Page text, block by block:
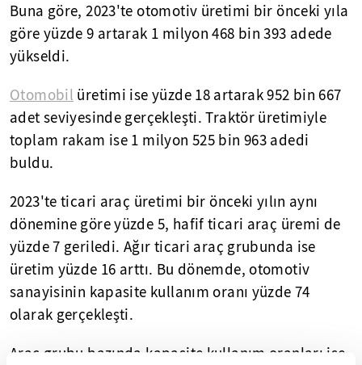
Buna göre, 2023'te otomotiv üretimi bir önceki yıla
göre yüzde 9 artarak 1 milyon 468 bin 393 adede
yükseldi.
Otomobil üretimi ise yüzde 18 artarak 952 bin 667
adet seviyesinde gerçekleşti. Traktör üretimiyle
toplam rakam ise 1 milyon 525 bin 963 adedi
buldu.
2023'te ticari araç üretimi bir önceki yılın aynı
dönemine göre yüzde 5, hafif ticari araç üremi de
yüzde 7 geriledi. Ağır ticari araç grubunda ise
üretim yüzde 16 arttı. Bu dönemde, otomotiv
sanayisinin kapasite kullanım oranı yüzde 74
olarak gerçekleşti.
Araç grubu bazında kapasite kullanım oranları ise